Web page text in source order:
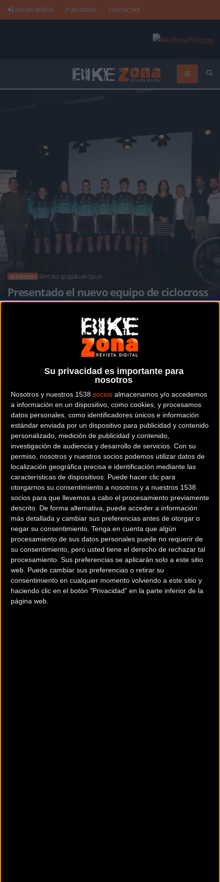
Su privacidad es importante para
nosotros
Nosotros y nuestros 1538 socios almacenamos y/o accedemos
a información en un dispositivo, como cookies, y procesamos
datos personales, como identificadores únicos e información
estándar enviada por un dispositivo para publicidad y contenido
personalizado, medición de publicidad y contenido,
investigación de audiencia y desarrollo de servicios. Con su
permiso, nosotros y nuestros socios podemos utilizar datos de
localización geográfica precisa e identificación mediante las
características de dispositivos. Puede hacer clic para
otorgarnos su consentimiento a nosotros y a nuestros 1538
socios para que llevemos a cabo el procesamiento previamente
descrito. De forma alternativa, puede acceder a información
más detallada y cambiar sus preferencias antes de otorgar o
negar su consentimiento. Tenga en cuenta que algún
procesamiento de sus datos personales puede no requerir de
su consentimiento, pero usted tiene el derecho de rechazar tal
procesamiento. Sus preferencias se aplicarán solo a este sitio
web. Puede cambiar sus preferencias o retirar su
consentimiento en cualquier momento volviendo a este sitio y
haciendo clic en el botón "Privacidad" en la parte inferior de la
página web.
INICIAR SESIÓN PUBLICIDAD CONTACTAR
CICLOCROSS Bertako igogailuak-Spiuk
Presentado el nuevo equipo de ciclocross
de Javier Ruiz de Larrinaga
ciclismopublicada el
octubre de 2023a las08:23hen la sección de Ciclocross
El cinco veces campeón de España de ciclocross, Javier
Ruiz de Larrinaga ha vuelto a la actualidad cuatro años
después de colgar la bicicleta de forma profesional para
presentar su nuevo proyecto: El equipo “Bertako igogailuak-
Spiuk”. Fue ayer martes en un evento conducido por Juan
Mari Guajardo y Joseba Beloki donde se presentó
oficialmente a la formación de ciclocross y su propuesta
deportiva.